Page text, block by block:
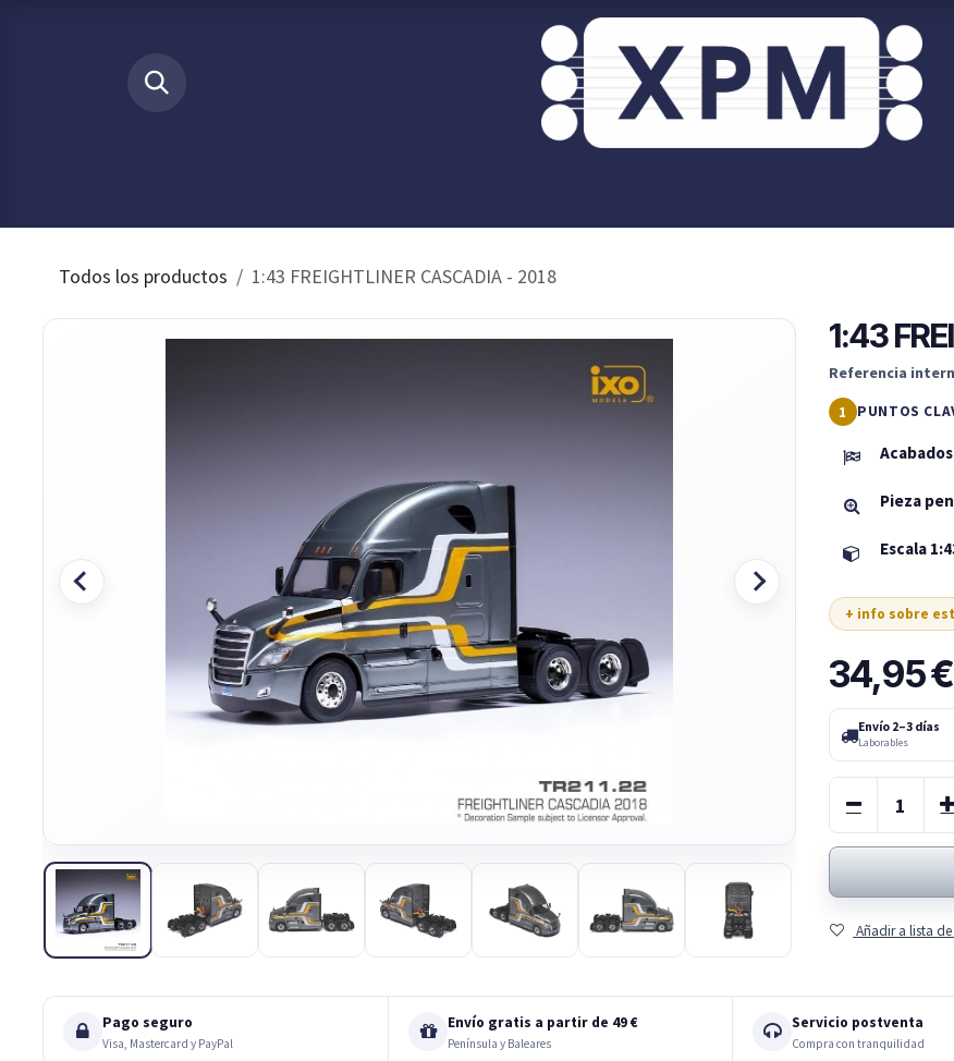
Todos los productos 1:43 FREIGHTLINER CASCADIA - 2018
1:43
Referencia
PUNTOS
Pieza
Escala
+ info sobre
34,95€
Envío 2–3 días
Laborables
Añadir a lista
Pago seguro
Visa, Mastercard y PayPal
Envío gratis a partir de 49 €
Península y Baleares
Servicio postventa
Compra con tranquilidad